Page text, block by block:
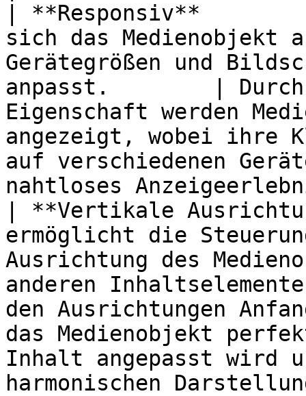
| **Responsiv**
sich das Medienobjekt
Gerätegrößen und
anpasst.        | Durch
Eigenschaft werden
angezeigt, wobei ihre
auf verschiedenen
nahtloses
| **Vertikale
ermöglicht die
Ausrichtung des
anderen
den Ausrichtungen
das Medienobjekt
Inhalt angepasst wird
harmonischen